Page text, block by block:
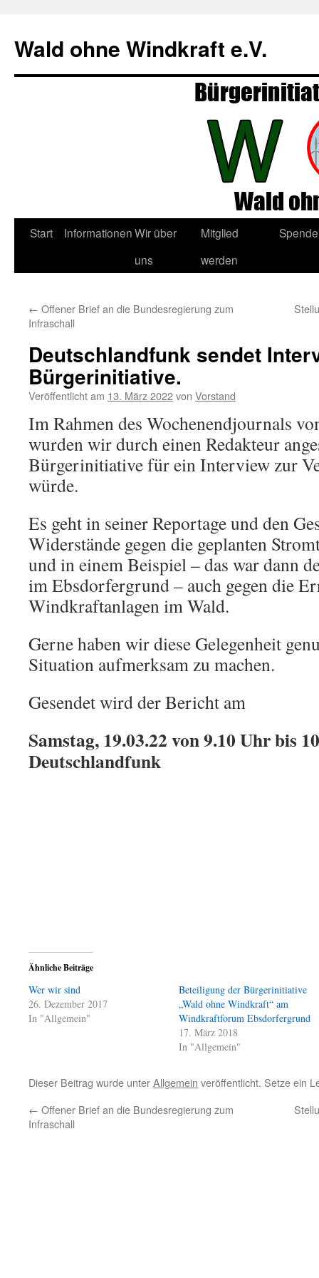
springen
Wald ohne Windkraft e.V.
Start InformationenWir über
uns
Mitglied
werden
← Offener Brief an die Bundesregierung zum
Infraschall
Deutschlandfunk sendet
Bürgerinitiative.
Veröffentlicht am 13. März 2022von Vorstand
Im Rahmen des Wochenendjournals
wurden wir durch einen Redakteur
Bürgerinitiative für ein Interview zur
würde.
Es geht in seiner Reportage und den
Widerstände gegen die geplanten
und in einem Beispiel – das war dann
im Ebsdorfergrund – auch gegen die
Windkraftanlagen im Wald.
Gerne haben wir diese Gelegenheit
Situation aufmerksam zu machen.
Gesendet wird der Bericht am
Samstag, 19.03.22 von 9.10 Uhr bis
Deutschlandfunk
Ähnliche Beiträge
Wer wir sind
26. Dezember 2017
In "Allgemein"
Beteiligung der Bürgerinitiative
„Wald ohne Windkraft“ am
Windkraftforum Ebsdorfergrund
17. März 2018
In "Allgemein"
Dieser Beitrag wurde unterAllgemein veröffentlicht. Setze ein
← Offener Brief an die Bundesregierung zum
Infraschall